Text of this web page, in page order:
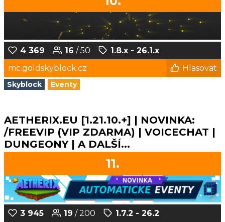
4 369 16 / 50
1.8.x - 26.1.x
mc.goldskyblock.cz
Hlasovat
Skyblock Eventy
AETHERIX.EU [1.21.10.+] | NOVINKA:
/FREEVIP (VIP ZDARMA) | VOICECHAT |
DUNGEONY | A DALŠÍ...
11.
3 945 19 / 200
1.7.2 - 26.2